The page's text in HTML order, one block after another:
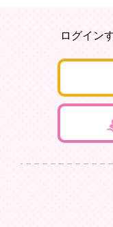
ログイン